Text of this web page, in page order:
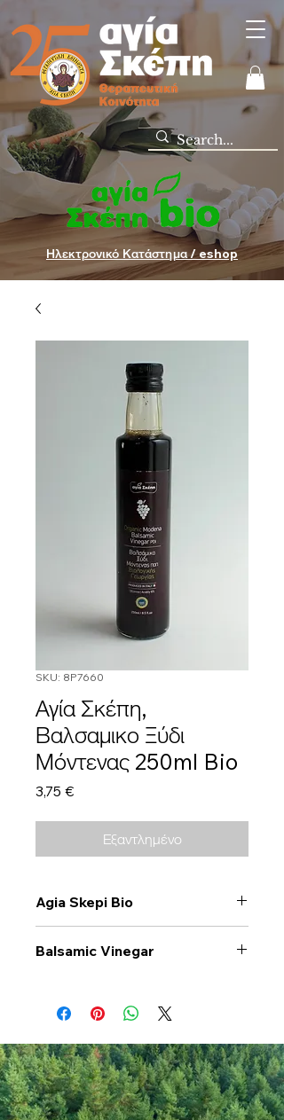
Ηλεκτρονικό Κατάστημα / eshop
SKU: 8P7660
Αγία Σκέπη,
Βαλσαμικο Ξύδι
Μόντενας 250ml Bio
3,75 €Τιμή
Εξαντλημένο
Agia Skepi Bio
Balsamic Vinegar